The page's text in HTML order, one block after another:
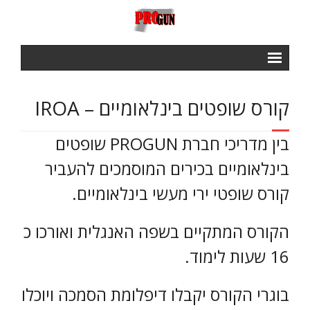
Courses
- IPSC BASIC COURSE
- IROA RANGE OFFICERS COURSE
- NROI IPCS RANGE OFFICERS COURSE
חנות
צור קשר
קורס שופטים בינלאומיים – IROA
בין מדריכי חברת PROGUN שופטים
בינלאומיים בכירים המוסמכים להעביר
קורס שופטי ירי מעשי בינלאומיים.
הקורס המתקיים בשפה האנגלית ואורכו כ
16 שעות לימוד.
בוגרי הקורס יקבלו דיפלומת הסמכה ויוכלו